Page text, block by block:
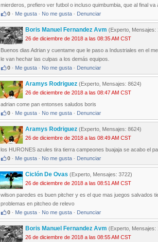
mierderos, prefiero ver futbol o incluso quimbumbia, que al final
0 · Me gusta · No me gusta · Denunciar
Boris Manuel Fernandez Avm (Experto, Mensajes:
26 de diciembre de 2018 a las 08:35 AM CST
Buenos dias Adrian y cuentame que le paso a Industriales en el
le van hechar las culpas a los demás equipos.
0 · Me gusta · No me gusta · Denunciar
Aramys Rodriguez (Experto, Mensajes: 8624)
26 de diciembre de 2018 a las 08:47 AM CST
adrian come pan entonses saludos boris
0 · Me gusta · No me gusta · Denunciar
Aramys Rodriguez (Experto, Mensajes: 8624)
26 de diciembre de 2018 a las 08:49 AM CST
los HURONES azules tira tierra campeones buajaja se acabo el
0 · Me gusta · No me gusta · Denunciar
Ciclón De Ovas (Experto, Mensajes: 3722)
26 de diciembre de 2018 a las 08:51 AM CST
wilson paredes es buen pitcher y es el que mas juegos salvados
problemas en pitcheo de relevo
0 · Me gusta · No me gusta · Denunciar
Boris Manuel Fernandez Avm (Experto, Mensajes:
26 de diciembre de 2018 a las 08:55 AM CST